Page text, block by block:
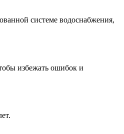
системе водоснабжения,
избежать ошибок и